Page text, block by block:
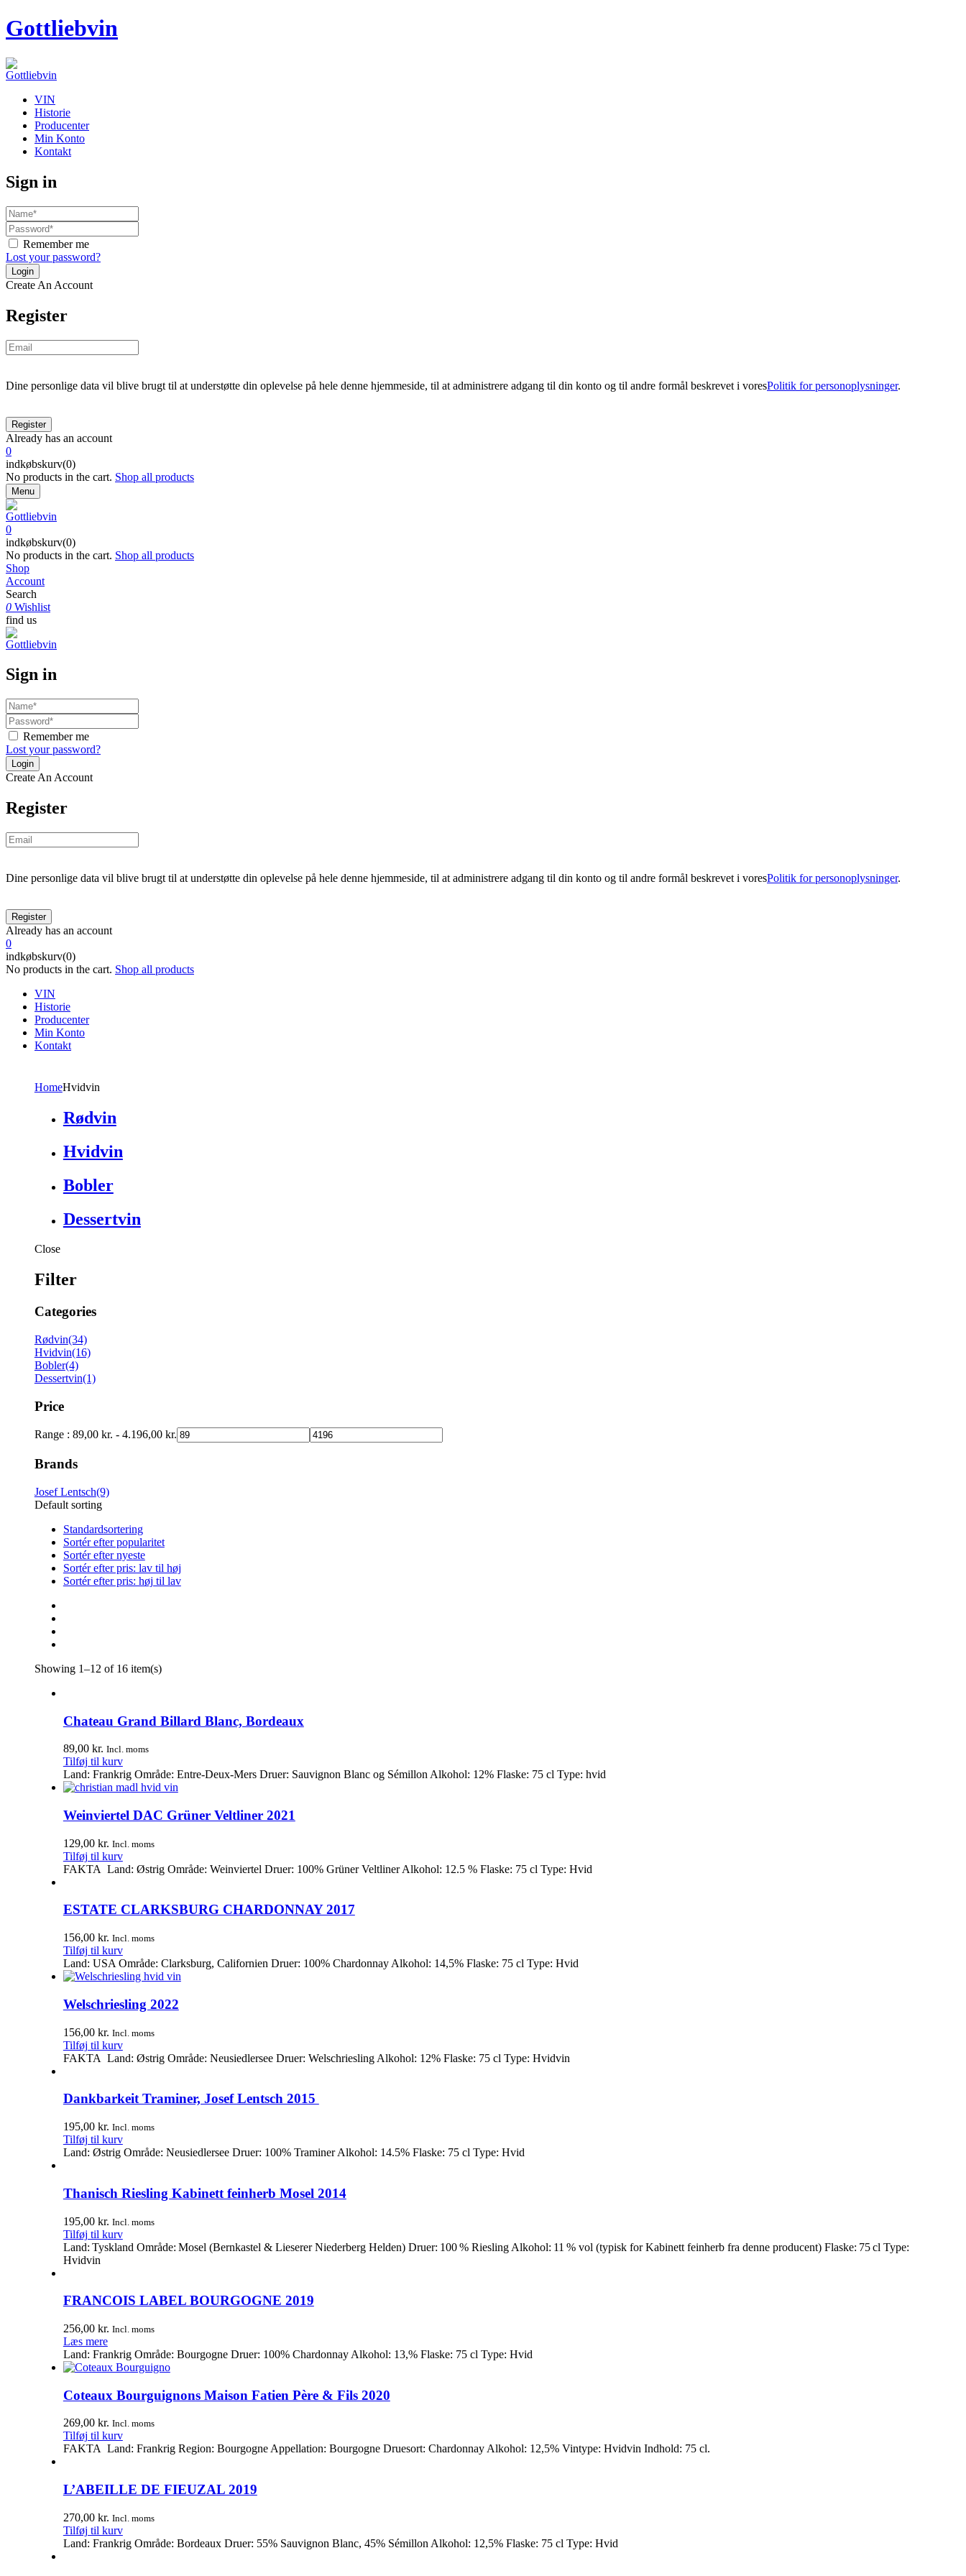
Gottliebvin
VIN
Historie
Producenter
Min Konto
Kontakt
Sign in
Remember me
Lost your password?
Create An Account
Register
Dine personlige data vil blive brugt til at understøtte din oplevelse på hele denne hjemmeside, til at administrere adgang til din konto og til andre formål beskrevet i voresPolitik for personoplysninger.
Already has an account
0
indkøbskurv(0)
No products in the cart. Shop all products
Menu
0
indkøbskurv(0)
No products in the cart. Shop all products
Shop
Account
Search
0 Wishlist
find us
Sign in
Remember me
Lost your password?
Create An Account
Register
Dine personlige data vil blive brugt til at understøtte din oplevelse på hele denne hjemmeside, til at administrere adgang til din konto og til andre formål beskrevet i voresPolitik for personoplysninger.
Already has an account
0
indkøbskurv(0)
No products in the cart. Shop all products
VIN
Historie
Producenter
Min Konto
Kontakt
HomeHvidvin
Rødvin
Hvidvin
Bobler
Dessertvin
Close
Filter
Categories
Rødvin(34)
Hvidvin(16)
Bobler(4)
Dessertvin(1)
Price
Range : 89,00 kr. - 4.196,00 kr.
Brands
Josef Lentsch(9)
Default sorting
Standardsortering
Sortér efter popularitet
Sortér efter nyeste
Sortér efter pris: lav til høj
Sortér efter pris: høj til lav
Showing 1–12 of 16 item(s)
Chateau Grand Billard Blanc, Bordeaux
89,00 kr. Incl. moms
Tilføj til kurv
Land: Frankrig Område: Entre-Deux-Mers Druer: Sauvignon Blanc og Sémillon Alkohol: 12% Flaske: 75 cl Type: hvid
Weinviertel DAC Grüner Veltliner 2021
129,00 kr. Incl. moms
Tilføj til kurv
FAKTA Land: Østrig Område: Weinviertel Druer: 100% Grüner Veltliner Alkohol: 12.5 % Flaske: 75 cl Type: Hvid
ESTATE CLARKSBURG CHARDONNAY 2017
156,00 kr. Incl. moms
Tilføj til kurv
Land: USA Område: Clarksburg, Californien Druer: 100% Chardonnay Alkohol: 14,5% Flaske: 75 cl Type: Hvid
Welschriesling 2022
156,00 kr. Incl. moms
Tilføj til kurv
FAKTA Land: Østrig Område: Neusiedlersee Druer: Welschriesling Alkohol: 12% Flaske: 75 cl Type: Hvidvin
Dankbarkeit Traminer, Josef Lentsch 2015
195,00 kr. Incl. moms
Tilføj til kurv
Land: Østrig Område: Neusiedlersee Druer: 100% Traminer Alkohol: 14.5% Flaske: 75 cl Type: Hvid
Thanisch Riesling Kabinett feinherb Mosel 2014
195,00 kr. Incl. moms
Tilføj til kurv
Land: Tyskland Område: Mosel (Bernkastel & Lieserer Niederberg Helden) Druer: 100 % Riesling Alkohol: 11 % vol (typisk for Kabinett feinherb fra denne producent) Flaske: 75 cl Type:
Hvidvin
FRANCOIS LABEL BOURGOGNE 2019
256,00 kr. Incl. moms
Læs mere
Land: Frankrig Område: Bourgogne Druer: 100% Chardonnay Alkohol: 13,% Flaske: 75 cl Type: Hvid
Coteaux Bourguignons Maison Fatien Père & Fils 2020
269,00 kr. Incl. moms
Tilføj til kurv
FAKTA Land: Frankrig Region: Bourgogne Appellation: Bourgogne Druesort: Chardonnay Alkohol: 12,5% Vintype: Hvidvin Indhold: 75 cl.
L’ABEILLE DE FIEUZAL 2019
270,00 kr. Incl. moms
Tilføj til kurv
Land: Frankrig Område: Bordeaux Druer: 55% Sauvignon Blanc, 45% Sémillon Alkohol: 12,5% Flaske: 75 cl Type: Hvid